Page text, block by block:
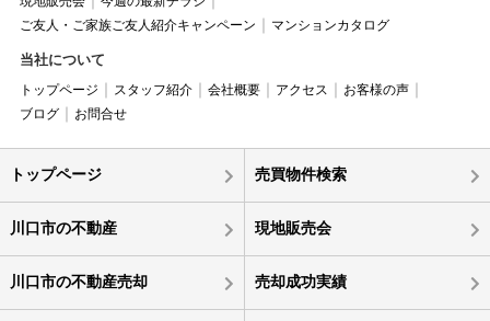
ご友人・ご家族ご友人紹介キャンペーン
マンションカタログ
当社について
トップページ スタッフ紹介 会社概要 アクセス
お客様の声
ブログ
お問合せ
トップページ 売買物件検索
川口市の不動産 現地販売会
川口市の不動産売却 売却成功実績